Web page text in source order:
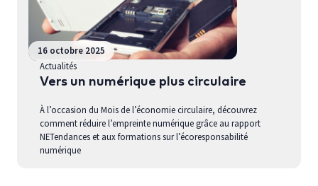
16 octobre 2025
Actualités
Vers un numérique plus circulaire
À l’occasion du Mois de l’économie circulaire, découvrez
comment réduire l’empreinte numérique grâce au rapport
NETendances et aux formations sur l’écoresponsabilité
numérique